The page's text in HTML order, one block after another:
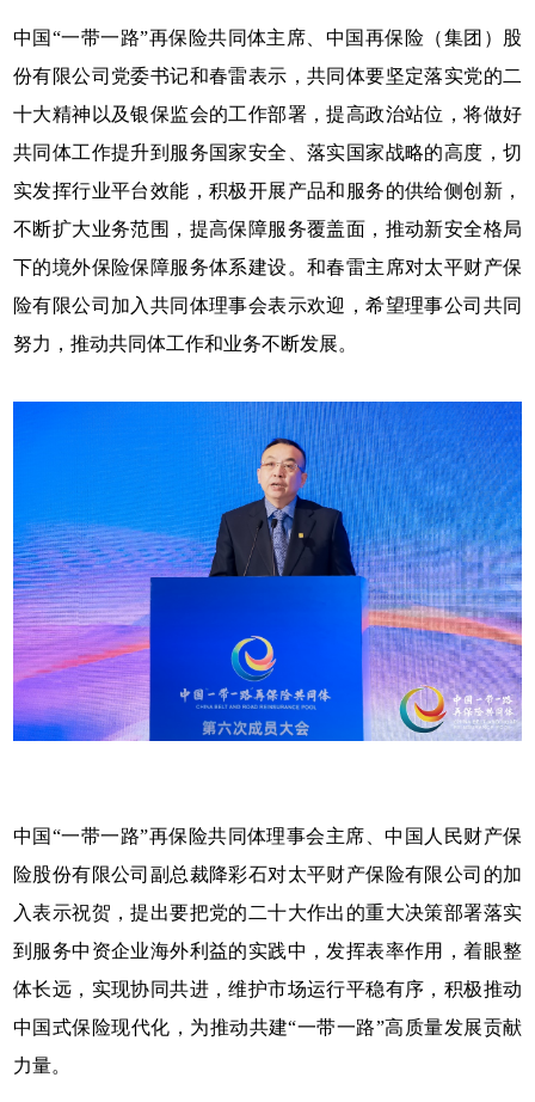
中国“一带一路”再保险共同体主席、中国再保险（集团）股
份有限公司党委书记和春雷表示，共同体要坚定落实党的二
十大精神以及银保监会的工作部署，提高政治站位，将做好
共同体工作提升到服务国家安全、落实国家战略的高度，切
实发挥行业平台效能，积极开展产品和服务的供给侧创新，
不断扩大业务范围，提高保障服务覆盖面，推动新安全格局
下的境外保险保障服务体系建设。和春雷主席对太平财产保
险有限公司加入共同体理事会表示欢迎，希望理事公司共同
努力，推动共同体工作和业务不断发展。
中国“一带一路”再保险共同体理事会主席、中国人民财产保
险股份有限公司副总裁降彩石对太平财产保险有限公司的加
入表示祝贺，提出要把党的二十大作出的重大决策部署落实
到服务中资企业海外利益的实践中，发挥表率作用，着眼整
体长远，实现协同共进，维护市场运行平稳有序，积极推动
中国式保险现代化，为推动共建“一带一路”高质量发展贡献
力量。